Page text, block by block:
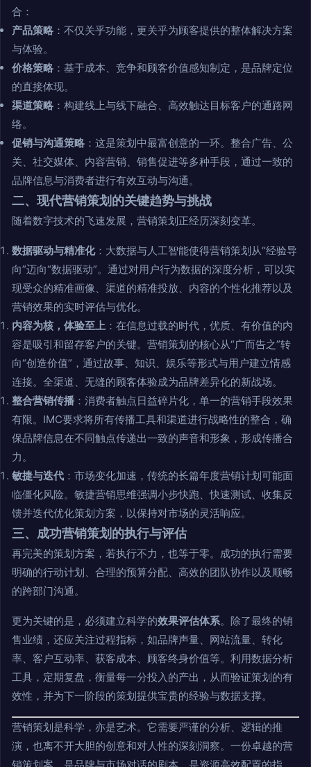
合：
产品策略 ：不仅关乎功能，更关乎为顾客提供的整体解决方案
与体验。
价格策略 ：基于成本、竞争和顾客价值感知制定，是品牌定位
的直接体现。
渠道策略 ：构建线上与线下融合、高效触达目标客户的通路网
络。
促销与沟通策略 ：这是策划中最富创意的一环。整合广告、公
关、社交媒体、内容营销、销售促进等多种手段，通过一致的
品牌信息与消费者进行有效互动与沟通。
二、现代营销策划的关键趋势与挑战
随着数字技术的飞速发展，营销策划正经历深刻变革。
数据驱动与精准化：大数据与人工智能使得营销策划从“经验导
向”迈向“数据驱动”。通过对用户行为数据的深度分析，可以实
现受众的精准画像、渠道的精准投放、内容的个性化推荐以及
营销效果的实时评估与优化。
内容为核，体验至上 ：在信息过载的时代，优质、有价值的内
容是吸引和留存客户的关键。营销策划的核心从“广而告之”转
向“创造价值”，通过故事、知识、娱乐等形式与用户建立情感
连接。全渠道、无缝的顾客体验成为品牌差异化的新战场。
整合营销传播 ：消费者触点日益碎片化，单一的营销手段效果
有限。IMC要求将所有传播工具和渠道进行战略性的整合，确
保品牌信息在不同触点传递出一致的声音和形象，形成传播合
力。
敏捷与迭代 ：市场变化加速，传统的长篇年度营销计划可能面
临僵化风险。敏捷营销思维强调小步快跑、快速测试、收集反
馈并迭代优化策划方案，以保持对市场的灵活响应。
三、成功营销策划的执行与评估
再完美的策划方案，若执行不力，也等于零。成功的执行需要
明确的行动计划、合理的预算分配、高效的团队协作以及顺畅
的跨部门沟通。
更为关键的是，必须建立科学的效果评估体系。除了最终的销
售业绩，还应关注过程指标，如品牌声量、网站流量、转化
率、客户互动率、获客成本、顾客终身价值等。利用数据分析
工具，定期复盘，衡量每一分投入的产出，从而验证策划的有
效性，并为下一阶段的策划提供宝贵的经验与数据支撑。
营销策划是科学，亦是艺术。它需要严谨的分析、逻辑的推
演，也离不开大胆的创意和对人性的深刻洞察。一份卓越的营